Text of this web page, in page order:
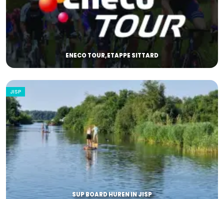
ENECO TOUR,ETAPPE SITTARD
JISP
SUP BOARD HUREN IN JISP